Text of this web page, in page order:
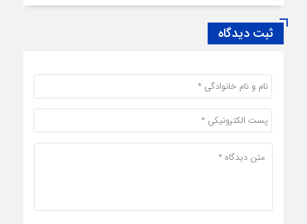
ثبت دیدگاه